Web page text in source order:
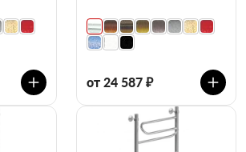
от 24 587 ₽